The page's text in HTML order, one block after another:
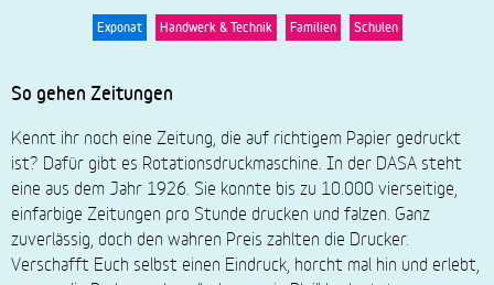
Exponat Handwerk & Technik Familien Schulen
So gehen Zeitungen
Kennt ihr noch eine Zeitung, die auf richtigem Papier gedruckt
ist? Dafür gibt es Rotationsdruckmaschine. In der DASA steht
eine aus dem Jahr 1926. Sie konnte bis zu 10.000 vierseitige,
einfarbige Zeitungen pro Stunde drucken und falzen. Ganz
zuverlässig, doch den wahren Preis zahlten die Drucker.
Verschafft Euch selbst einen Eindruck, horcht mal hin und erlebt,